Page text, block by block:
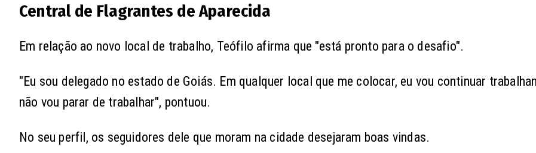
Central de Flagrantes de Aparecida
Em relação ao novo local de trabalho, Teófilo afirma que "está pronto para o desafio".
"Eu sou delegado no estado de Goiás. Em qualquer local que me colocar, eu vou continuar
não vou parar de trabalhar", pontuou.
No seu perfil, os seguidores dele que moram na cidade desejaram boas vindas.